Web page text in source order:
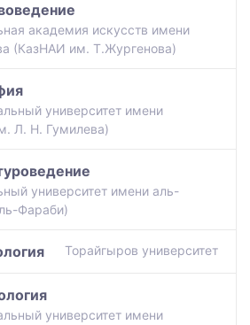
академия искусств имени
(КазНАИ им. Т.Жургенова)
университет имени
Л. Н. Гумилева)
университет имени аль-
Фараби)
Торайгыров университет
университет имени